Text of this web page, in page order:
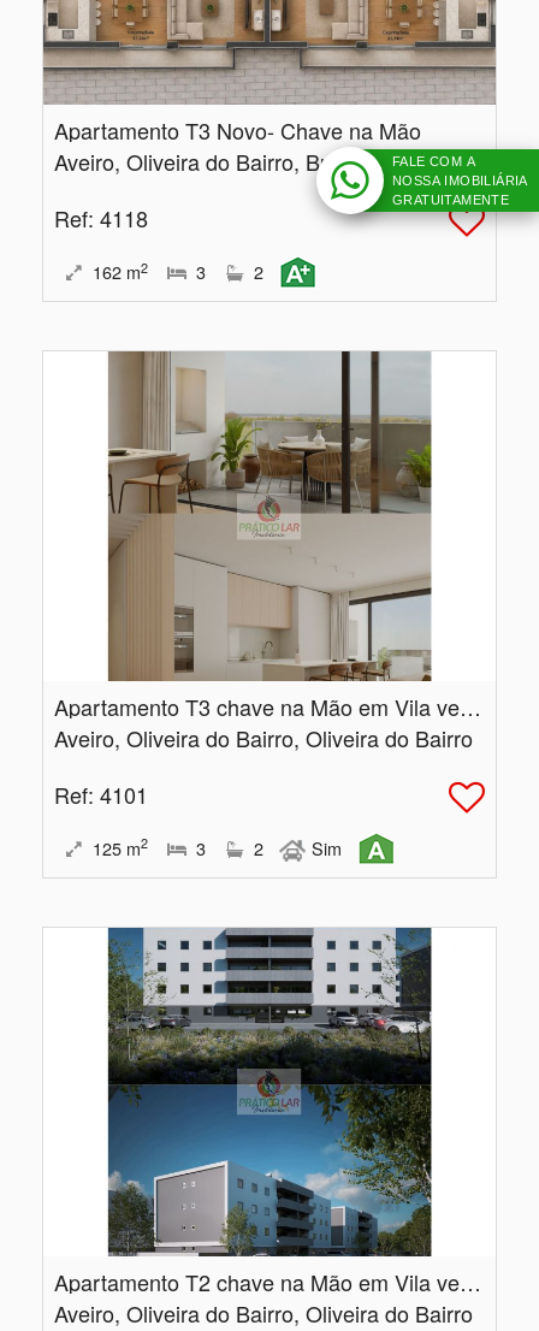
Apartamento T3 Novo- Chave na Mão
Aveiro, Oliveira do Bairro, Bustos, Troviscal e Mamarrosa
Ref: 4118
162 m2 3 2
Apartamento T3 chave na Mão em Vila verde
Aveiro, Oliveira do Bairro, Oliveira do Bairro
Ref: 4101
125 m2 3 2 Sim
Apartamento T2 chave na Mão em Vila verde
Aveiro, Oliveira do Bairro, Oliveira do Bairro
FALE COM A
NOSSA IMOBILIÁRIA
GRATUITAMENTE